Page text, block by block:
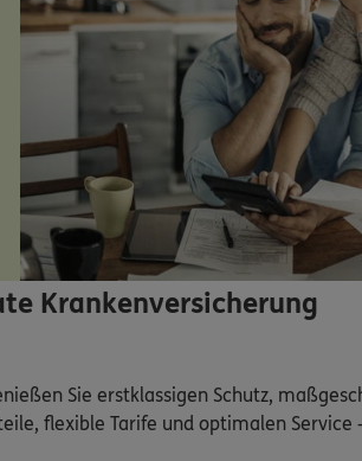
Krankenversicherung
Sie erstklassigen Schutz,
flexible Tarife und optimalen Service